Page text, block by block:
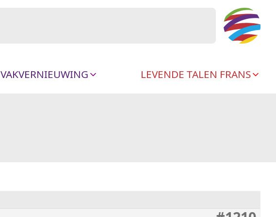
VAKVERNIEUWING LEVENDE TALEN FRANS